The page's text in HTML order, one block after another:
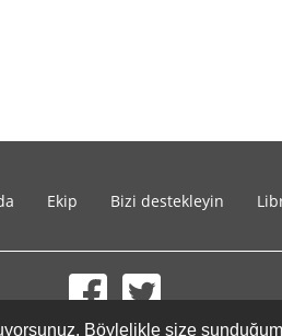
Böylelikle size
Ekip Bizi destekleyin